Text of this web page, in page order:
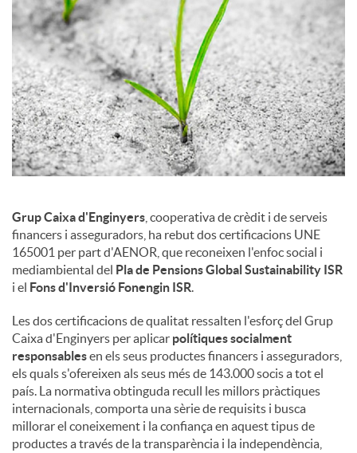
Grup Caixa d'Enginyers , cooperativa de crèdit i de serveis
financers i asseguradors, ha rebut dos certificacions UNE
165001 per part d'AENOR, que reconeixen l'enfoc social i
mediambiental del Pla de Pensions Global Sustainability ISR
i el Fons d'Inversió Fonengin ISR.
Les dos certificacions de qualitat ressalten l'esforç del Grup
Caixa d'Enginyers per aplicar polítiques socialment
responsablesen els seus productes financers i asseguradors,
els quals s'ofereixen als seus més de 143.000 socis a tot el
país. La normativa obtinguda recull les millors pràctiques
internacionals, comporta una sèrie de requisits i busca
millorar el coneixement i la confiança en aquest tipus de
productes a través de la transparència i la independència,